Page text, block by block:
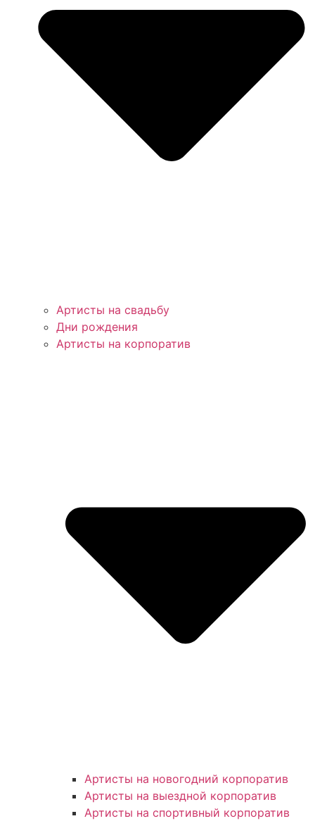
Артисты на свадьбу
Дни рождения
Артисты на корпоратив
Артисты на новогодний корпоратив
Артисты на выездной корпоратив
Артисты на спортивный корпоратив